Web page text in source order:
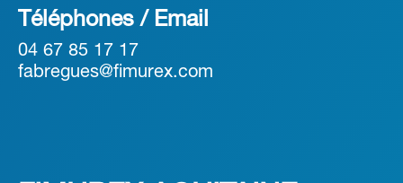
Téléphones / Email
04 67 85 17 17
fabregues@fimurex.com